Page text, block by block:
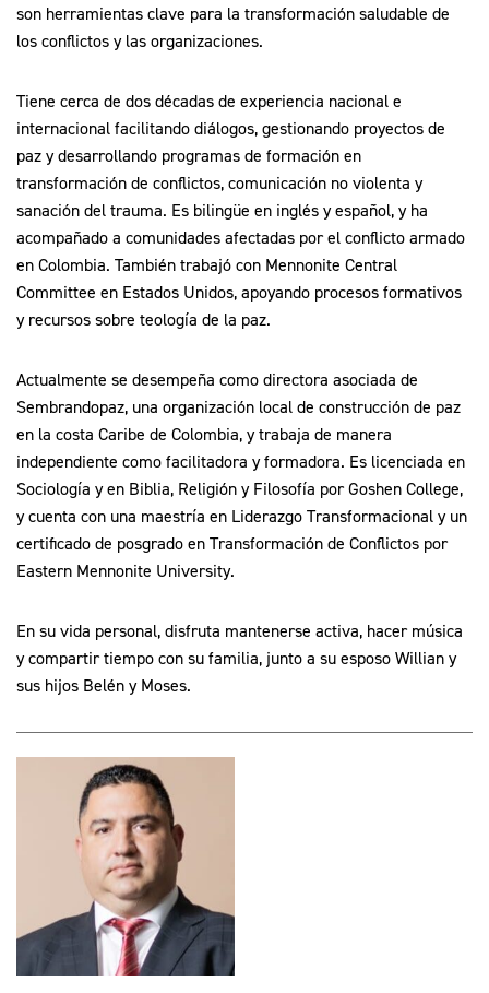
son herramientas clave para la transformación saludable de
los conflictos y las organizaciones.
Tiene cerca de dos décadas de experiencia nacional e
internacional facilitando diálogos, gestionando proyectos de
paz y desarrollando programas de formación en
transformación de conflictos, comunicación no violenta y
sanación del trauma. Es bilingüe en inglés y español, y ha
acompañado a comunidades afectadas por el conflicto armado
en Colombia. También trabajó con Mennonite Central
Committee en Estados Unidos, apoyando procesos formativos
y recursos sobre teología de la paz.
Actualmente se desempeña como directora asociada de
Sembrandopaz, una organización local de construcción de paz
en la costa Caribe de Colombia, y trabaja de manera
independiente como facilitadora y formadora. Es licenciada en
Sociología y en Biblia, Religión y Filosofía por Goshen College,
y cuenta con una maestría en Liderazgo Transformacional y un
certificado de posgrado en Transformación de Conflictos por
Eastern Mennonite University.
En su vida personal, disfruta mantenerse activa, hacer música
y compartir tiempo con su familia, junto a su esposo Willian y
sus hijos Belén y Moses.